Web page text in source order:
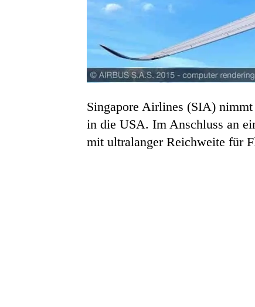
Singapore Airlines (SIA)
in die USA. Im Anschluss an
mit ultralanger Reichweite für